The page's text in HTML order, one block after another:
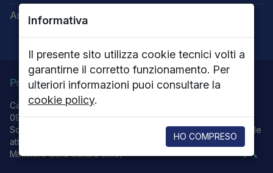
Informativa
Il presente sito utilizza cookie tecnici volti a
garantirne il corretto funzionamento. Per
ulteriori informazioni puoi consultare la
cookie policy.
HO COMPRESO
Area riservata
Privacy Note legali Cookie policy
Capitale sociale 13.616.000,00 - P.IVA 05656701009 - R.E.A.
0915251 - R.I. RM 62576/1999
Società con Socio unico Ministero della Cultura che esercita le
attività di Direzione e coordinamento.
Ministero della Cultura (MiC)